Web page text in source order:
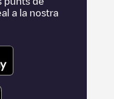
a la nostra